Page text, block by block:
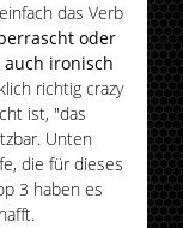
das Verb
oder
auch ironisch
richtig crazy
ist, "das
Unten
die für dieses
3 haben es